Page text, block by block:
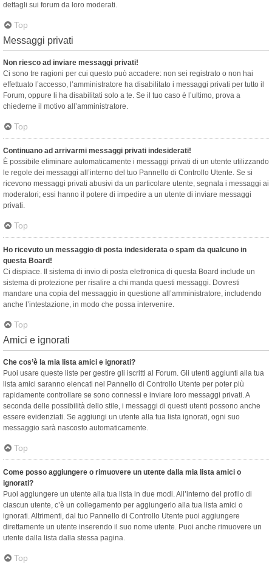
dettagli sui forum da loro moderati.
Top
Messaggi privati
Non riesco ad inviare messaggi privati!
Ci sono tre ragioni per cui questo può accadere: non sei registrato o non hai
effettuato l’accesso, l’amministratore ha disabilitato i messaggi privati per tutto il
Forum, oppure li ha disabilitati solo a te. Se il tuo caso è l’ultimo, prova a
chiederne il motivo all’amministratore.
Top
Continuano ad arrivarmi messaggi privati indesiderati!
È possibile eliminare automaticamente i messaggi privati ​​di un utente utilizzando
le regole dei messaggi all’interno del tuo Pannello di Controllo Utente. Se si
ricevono messaggi privati ​​abusivi da un particolare utente, segnala i messaggi ai
moderatori; essi hanno il potere di impedire a un utente di inviare messaggi
privati​​.
Top
Ho ricevuto un messaggio di posta indesiderata o spam da qualcuno in
questa Board!
Ci dispiace. Il sistema di invio di posta elettronica di questa Board include un
sistema di protezione per risalire a chi manda questi messaggi. Dovresti
mandare una copia del messaggio in questione all’amministratore, includendo
anche l’intestazione, in modo che possa intervenire.
Top
Amici e ignorati
Che cos’è la mia lista amici e ignorati?
Puoi usare queste liste per gestire gli iscritti al Forum. Gli utenti aggiunti alla tua
lista amici saranno elencati nel Pannello di Controllo Utente per poter più
rapidamente controllare se sono connessi e inviare loro messaggi privati. A
seconda delle possibilità dello stile, i messaggi di questi utenti possono anche
essere evidenziati. Se aggiungi un utente alla tua lista ignorati, ogni suo
messaggio sarà nascosto automaticamente.
Top
Come posso aggiungere o rimuovere un utente dalla mia lista amici o
ignorati?
Puoi aggiungere un utente alla tua lista in due modi. All’interno del profilo di
ciascun utente, c’è un collegamento per aggiungerlo alla tua lista amici o
ignorati. Altrimenti, dal tuo Pannello di Controllo Utente puoi aggiungere
direttamente un utente inserendo il suo nome utente. Puoi anche rimuovere un
utente dalla lista dalla stessa pagina.
Top